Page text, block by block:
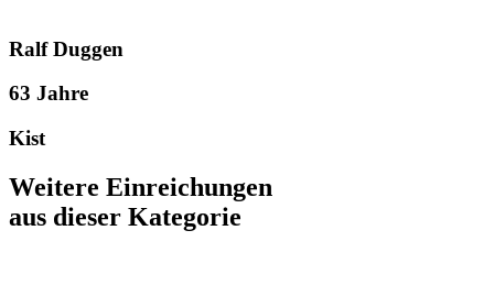
Ralf Duggen
63 Jahre
Kist
Weitere Einreichungen
aus dieser Kategorie